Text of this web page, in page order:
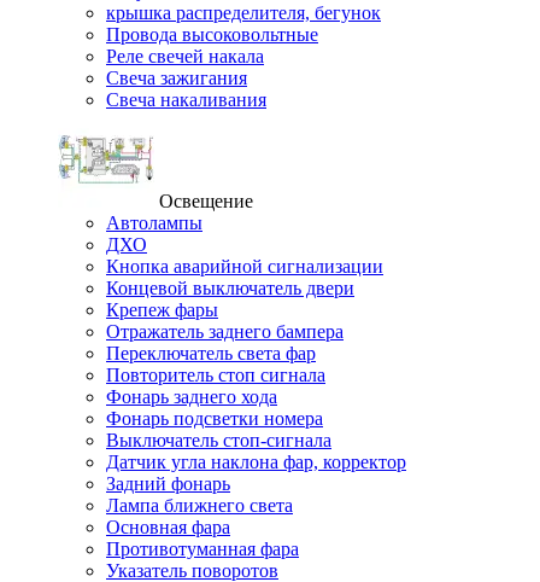
крышка распределителя, бегунок
Провода высоковольтные
Реле свечей накала
Свеча зажигания
Свеча накаливания
Освещение
Автолампы
ДХО
Кнопка аварийной сигнализации
Концевой выключатель двери
Крепеж фары
Отражатель заднего бампера
Переключатель света фар
Повторитель стоп сигнала
Фонарь заднего хода
Фонарь подсветки номера
Выключатель стоп-сигнала
Датчик угла наклона фар, корректор
Задний фонарь
Лампа ближнего света
Основная фара
Противотуманная фара
Указатель поворотов